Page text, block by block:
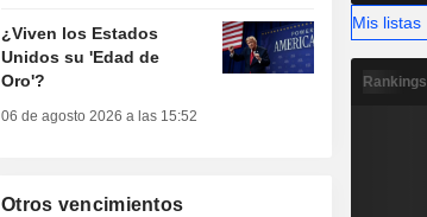
¿Viven los Estados
Unidos su 'Edad de
Oro'?
06 de agosto 2026 a las 15:52
Otros vencimientos
Mis listas
Rankings